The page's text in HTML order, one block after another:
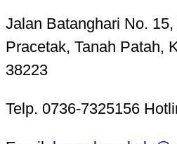
Jalan Batanghari No.
Pracetak, Tanah Patah,
38223
Telp. 0736-7325156